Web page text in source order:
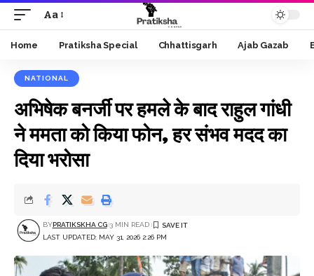
Font
Resizer
Aa
Home Pratiksha Special Chhattisgarh Ajab Gazab
NATIONAL
अभिषेक बनर्जी पर हमले के बाद राहुल गांधी
ने ममता को किया फोन, हर संभव मदद का
दिया भरोसा
LAST UPDATED: MAY 31, 2026 2:26 PM
BYPRATIKSKHA CG 3 MIN READ